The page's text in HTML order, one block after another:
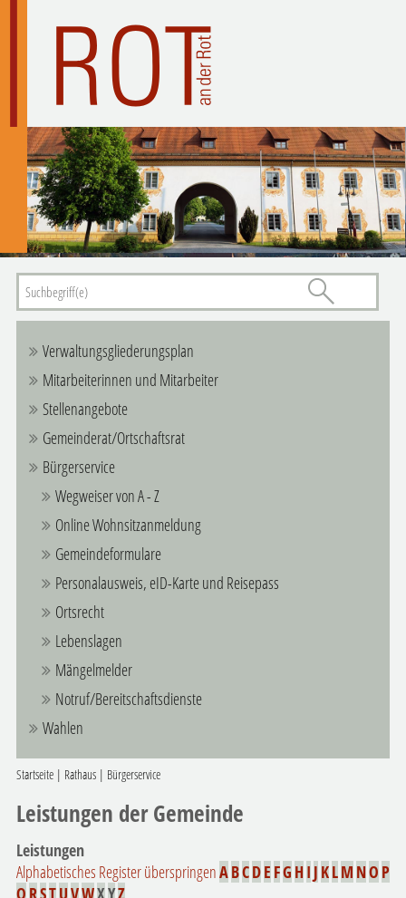
Verwaltungsgliederungsplan
Mitarbeiterinnen und Mitarbeiter
Stellenangebote
Gemeinderat/Ortschaftsrat
Bürgerservice
Wegweiser von A - Z
Online Wohnsitzanmeldung
Gemeindeformulare
Personalausweis, eID-Karte und Reisepass
Ortsrecht
Lebenslagen
Mängelmelder
Notruf/Bereitschaftsdienste
Wahlen
Startseite| Rathaus| Bürgerservice
Leistungen der Gemeinde
Leistungen
Alphabetisches Register überspringenABCDE FG H I J KLM NO P